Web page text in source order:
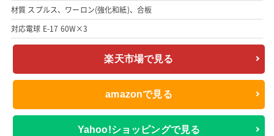
材質 スプルス、ワーロン(強化和紙)、合板
対応電球 E-17 60W×3
楽天市場で見る
amazonで見る
Yahoo!ショッピングで見る